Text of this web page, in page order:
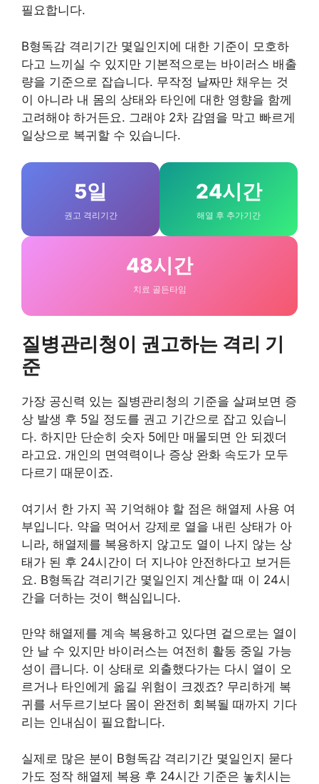
필요합니다.
B형독감 격리기간 몇일인지에 대한 기준이 모호하
다고 느끼실 수 있지만 기본적으로는 바이러스 배출
량을 기준으로 잡습니다. 무작정 날짜만 채우는 것
이 아니라 내 몸의 상태와 타인에 대한 영향을 함께
고려해야 하거든요. 그래야 2차 감염을 막고 빠르게
일상으로 복귀할 수 있습니다.
5일
권고 격리기간
24시간
해열 후 추가기간
48시간
치료 골든타임
질병관리청이 권고하는 격리 기
준
가장 공신력 있는 질병관리청의 기준을 살펴보면 증
상 발생 후 5일 정도를 권고 기간으로 잡고 있습니
다. 하지만 단순히 숫자 5에만 매몰되면 안 되겠더
라고요. 개인의 면역력이나 증상 완화 속도가 모두
다르기 때문이죠.
여기서 한 가지 꼭 기억해야 할 점은 해열제 사용 여
부입니다. 약을 먹어서 강제로 열을 내린 상태가 아
니라, 해열제를 복용하지 않고도 열이 나지 않는 상
태가 된 후 24시간이 더 지나야 안전하다고 보거든
요. B형독감 격리기간 몇일인지 계산할 때 이 24시
간을 더하는 것이 핵심입니다.
만약 해열제를 계속 복용하고 있다면 겉으로는 열이
안 날 수 있지만 바이러스는 여전히 활동 중일 가능
성이 큽니다. 이 상태로 외출했다가는 다시 열이 오
르거나 타인에게 옮길 위험이 크겠죠? 무리하게 복
귀를 서두르기보다 몸이 완전히 회복될 때까지 기다
리는 인내심이 필요합니다.
실제로 많은 분이 B형독감 격리기간 몇일인지 묻다
가도 정작 해열제 복용 후 24시간 기준은 놓치시는